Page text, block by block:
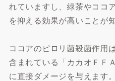
れていますし、緑茶やココ
を抑える効果が高いことが
ココアのピロリ菌殺菌作用
含まれている「カカオＦＦ
に直接ダメージを与えます。